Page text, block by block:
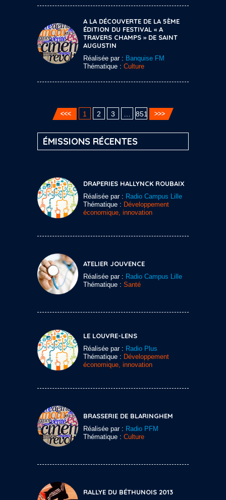
A LA DÉCOUVERTE DE LA 5ÈME
ÉDITION DU FESTIVAL « A
TRAVERS CHAMPS » DE SAINT
AUGUSTIN
Réalisée par : Banquise FM
Thématique : Culture
1 2 3 851
ÉMISSIONS RÉCENTES
DRAPERIES HALLYNCK ROUBAIX
Réalisée par : Radio Campus Lille
Thématique : Développement
économique, innovation
ATELIER JOUVENCE
Réalisée par : Radio Campus Lille
Thématique : Santé
LE LOUVRE-LENS
Réalisée par : Radio Plus
Thématique : Développement
économique, innovation
BRASSERIE DE BLARINGHEM
Réalisée par : Radio PFM
Thématique : Culture
RALLYE DU BÉTHUNOIS 2013